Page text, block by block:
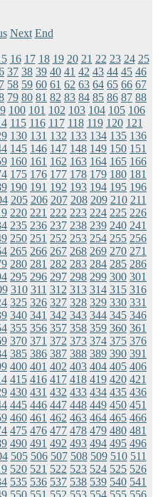
Next End
16 17 18 19 20 21 22 23 24 25
37 38 39 40 41 42 43 44 45 46
58 59 60 61 62 63 64 65 66 67
79 80 81 82 83 84 85 86 87 88
100 101 102 103 104 105 106
115 116 117 118 119 120 121
130 131 132 133 134 135 136
145 146 147 148 149 150 151
160 161 162 163 164 165 166
175 176 177 178 179 180 181
190 191 192 193 194 195 196
205 206 207 208 209 210 211
220 221 222 223 224 225 226
235 236 237 238 239 240 241
250 251 252 253 254 255 256
265 266 267 268 269 270 271
280 281 282 283 284 285 286
295 296 297 298 299 300 301
310 311 312 313 314 315 316
325 326 327 328 329 330 331
340 341 342 343 344 345 346
355 356 357 358 359 360 361
370 371 372 373 374 375 376
385 386 387 388 389 390 391
400 401 402 403 404 405 406
415 416 417 418 419 420 421
430 431 432 433 434 435 436
445 446 447 448 449 450 451
460 461 462 463 464 465 466
475 476 477 478 479 480 481
490 491 492 493 494 495 496
505 506 507 508 509 510 511
520 521 522 523 524 525 526
535 536 537 538 539 540 541
550 551 552 553 554 555 556